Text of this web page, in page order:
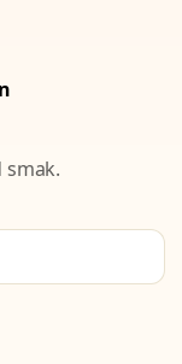
smak.